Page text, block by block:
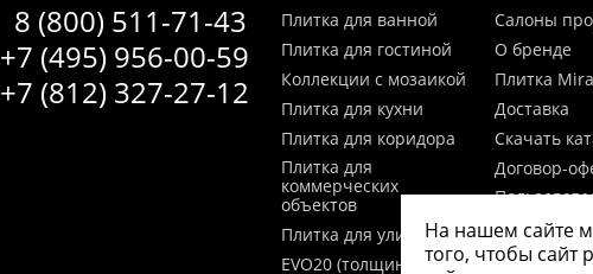
8 (800) 511-71-43
+7 (495) 956-00-59
+7 (812) 327-27-12
Плитка для ванной
Плитка для гостиной
Коллекции с мозаикой
Плитка для кухни
Плитка для коридора
Плитка для
коммерческих
объектов
Плитка для улицы
EVO20 (толщина 20мм)
Салоны
О бренде
Плитка
Доставка
Скачать
Договор-
Согласие
На нашем сайте
того, чтобы сайт